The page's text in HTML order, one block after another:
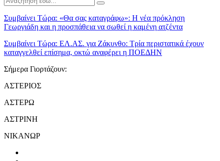
Συμβαίνει Τώρα: «Θα σας καταγράφω»: Η νέα πρόκληση
Γεωργιάδη και η προσπάθεια να σωθεί η καμένη ατζέντα
Συμβαίνει Τώρα: ΕΛ.ΑΣ. για Ζάκυνθο: Τρία περιστατικά έχουν
καταγγελθεί επίσημα, οκτώ αναφέρει η ΠΟΕΔΗΝ
Σήμερα Γιορτάζουν:
ΑΣΤΕΡΙΟΣ
ΑΣΤΕΡΩ
ΑΣΤΡΙΝΗ
ΝΙΚΑΝΩΡ